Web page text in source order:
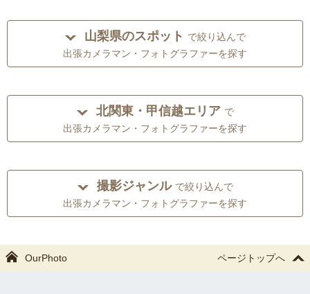
山梨県のスポット で絞り込んで
出張カメラマン・フォトグラファーを探す
北関東・甲信越エリア で
出張カメラマン・フォトグラファーを探す
撮影ジャンル で絞り込んで
出張カメラマン・フォトグラファーを探す
OurPhoto ページトップへ